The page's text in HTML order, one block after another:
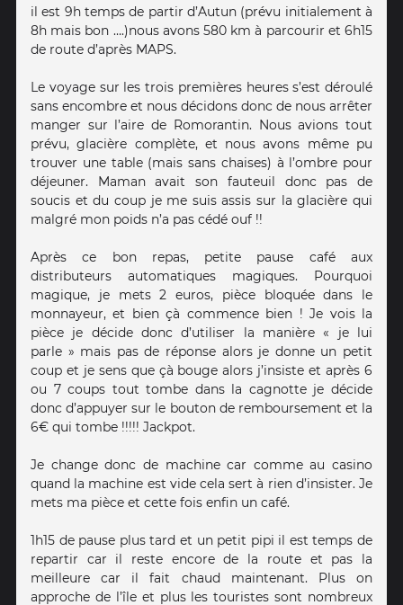
il est 9h temps de partir d’Autun (prévu initialement à
8h mais bon ….)nous avons 580 km à parcourir et 6h15
de route d’après MAPS.
Le voyage sur les trois premières heures s’est déroulé
sans encombre et nous décidons donc de nous arrêter
manger sur l’aire de Romorantin. Nous avions tout
prévu, glacière complète, et nous avons même pu
trouver une table (mais sans chaises) à l’ombre pour
déjeuner. Maman avait son fauteuil donc pas de
soucis et du coup je me suis assis sur la glacière qui
malgré mon poids n’a pas cédé ouf !!
Après ce bon repas, petite pause café aux
distributeurs automatiques magiques. Pourquoi
magique, je mets 2 euros, pièce bloquée dans le
monnayeur, et bien çà commence bien ! Je vois la
pièce je décide donc d’utiliser la manière « je lui
parle » mais pas de réponse alors je donne un petit
coup et je sens que çà bouge alors j’insiste et après 6
ou 7 coups tout tombe dans la cagnotte je décide
donc d’appuyer sur le bouton de remboursement et la
6€ qui tombe !!!!! Jackpot.
Je change donc de machine car comme au casino
quand la machine est vide cela sert à rien d’insister. Je
mets ma pièce et cette fois enfin un café.
1h15 de pause plus tard et un petit pipi il est temps de
repartir car il reste encore de la route et pas la
meilleure car il fait chaud maintenant. Plus on
approche de l’île et plus les touristes sont nombreux